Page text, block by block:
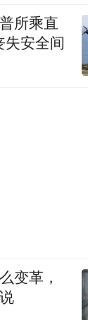
所乘直
失安全间
变革，